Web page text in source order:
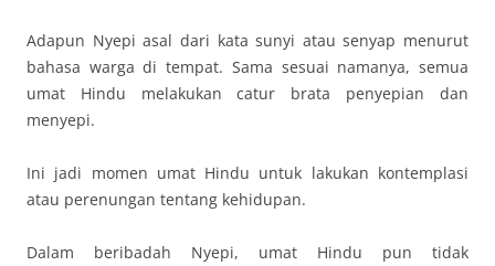
Adapun Nyepi asal dari kata sunyi atau senyap menurut
bahasa warga di tempat. Sama sesuai namanya, semua
umat Hindu melakukan catur brata penyepian dan
menyepi.
Ini jadi momen umat Hindu untuk lakukan kontemplasi
atau perenungan tentang kehidupan.
Dalam beribadah Nyepi, umat Hindu pun tidak